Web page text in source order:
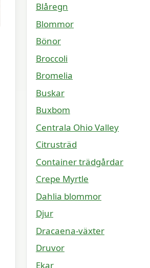
Blåregn
Blommor
Bönor
Broccoli
Bromelia
Buskar
Buxbom
Centrala Ohio Valley
Citrusträd
Container trädgårdar
Crepe Myrtle
Dahlia blommor
Djur
Dracaena-växter
Druvor
Ekar